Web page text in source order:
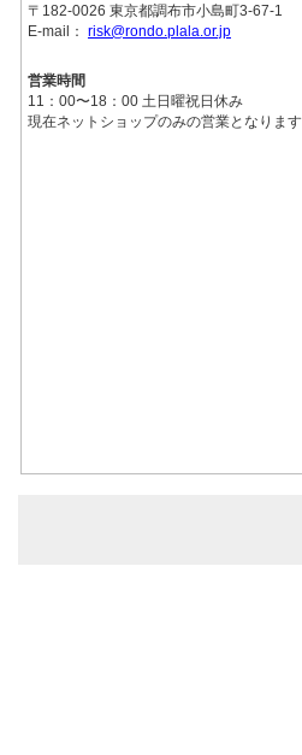
〒182-0026 東京都調布市小島町3-67-1
E-mail： risk@rondo.plala.or.jp
営業時間
11：00〜18：00 土日曜祝日休み
現在ネットショップのみの営業となります